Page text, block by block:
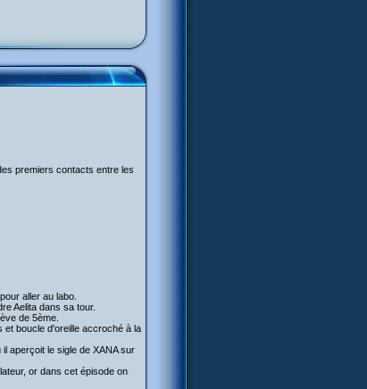
premiers contacts entre les
aller au labo.
Aelita dans sa tour.
de 5ème.
et boucle d'oreille accroché à la
aperçoit le sigle de XANA sur
or dans cet épisode on